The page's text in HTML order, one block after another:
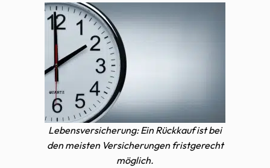
Lebensversicherung: Ein Rückkauf ist bei
den meisten Versicherungen fristgerecht
möglich.